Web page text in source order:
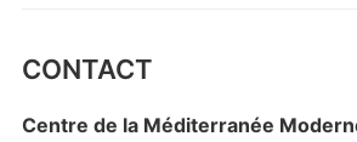
CONTACT
Centre de la Méditerranée